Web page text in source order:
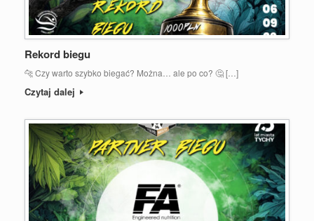
Rekord biegu
🐆 Czy warto szybko biegać? Można… ale po co? 🤔 […]
Czytaj dalej